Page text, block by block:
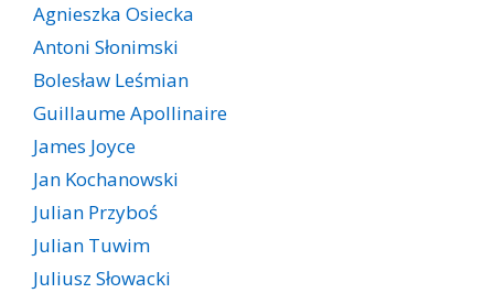
Agnieszka Osiecka
Antoni Słonimski
Bolesław Leśmian
Guillaume Apollinaire
James Joyce
Jan Kochanowski
Julian Przyboś
Julian Tuwim
Juliusz Słowacki